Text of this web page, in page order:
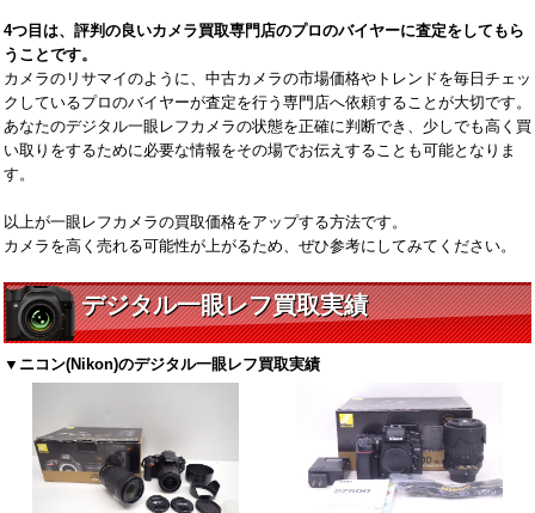
4つ目は、評判の良いカメラ買取専門店のプロのバイヤーに査定をしてもら
うことです。
カメラのリサマイのように、中古カメラの市場価格やトレンドを毎日チェッ
クしているプロのバイヤーが査定を行う専門店へ依頼することが大切です。
あなたのデジタル一眼レフカメラの状態を正確に判断でき、少しでも高く買
い取りをするために必要な情報をその場でお伝えすることも可能となりま
す。
以上が一眼レフカメラの買取価格をアップする方法です。
カメラを高く売れる可能性が上がるため、ぜひ参考にしてみてください。
デジタル一眼レフ買取実績
▼ニコン(Nikon)のデジタル一眼レフ買取実績